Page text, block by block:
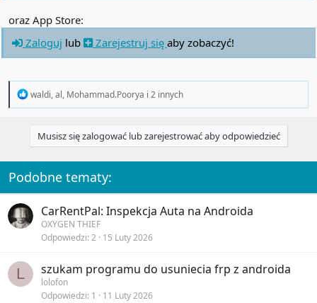
oraz App Store:
Zaloguj lub Zarejestruj się aby zobaczyć!
R
i
o
n
s
:
waldi,al, Mohammad.Poorya i 2 innych
Musisz się zalogować lub zarejestrować aby odpowiedzieć
Podobne tematy:
CarRentPal: Inspekcja Auta na Androida
OXYGEN THIEF
Odpowiedzi 2 15 Luty 2026
L szukam programu do usuniecia frp z androida
lolofon
Odpowiedzi 1 11 Luty 2026